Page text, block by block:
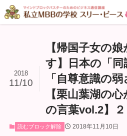
【帰国子女の
す】日本の「同
「自尊意識の
【栗山葉湖の
の言葉vol.2】
2018
11/10
読むブロック解除 2018年11月10日